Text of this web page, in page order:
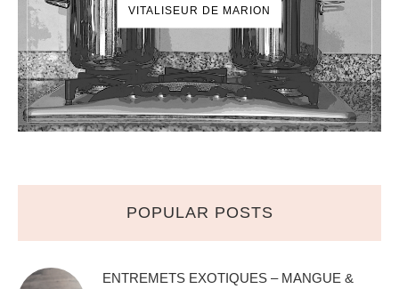
VITALISEUR DE MARION
POPULAR POSTS
ENTREMETS EXOTIQUES – MANGUE &